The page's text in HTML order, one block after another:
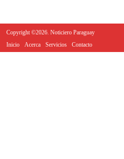
Copyright ©2026. Noticiero Paraguay
Inicio
Acerca Servicios Contacto